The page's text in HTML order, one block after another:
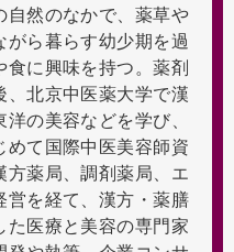
自然のなかで、薬草や
がら暮らす幼少期を過
食に興味を持つ。薬剤
、北京中医薬大学で漢
の美容などを学び、
めて国際中医美容師資
方薬局、調剤薬局、エ
営を経て、漢方・薬膳
た医療と美容の専門家